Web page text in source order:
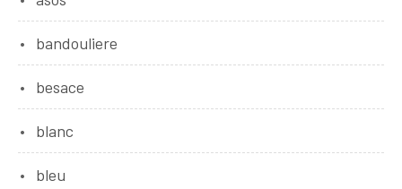
bandouliere
besace
blanc
bleu